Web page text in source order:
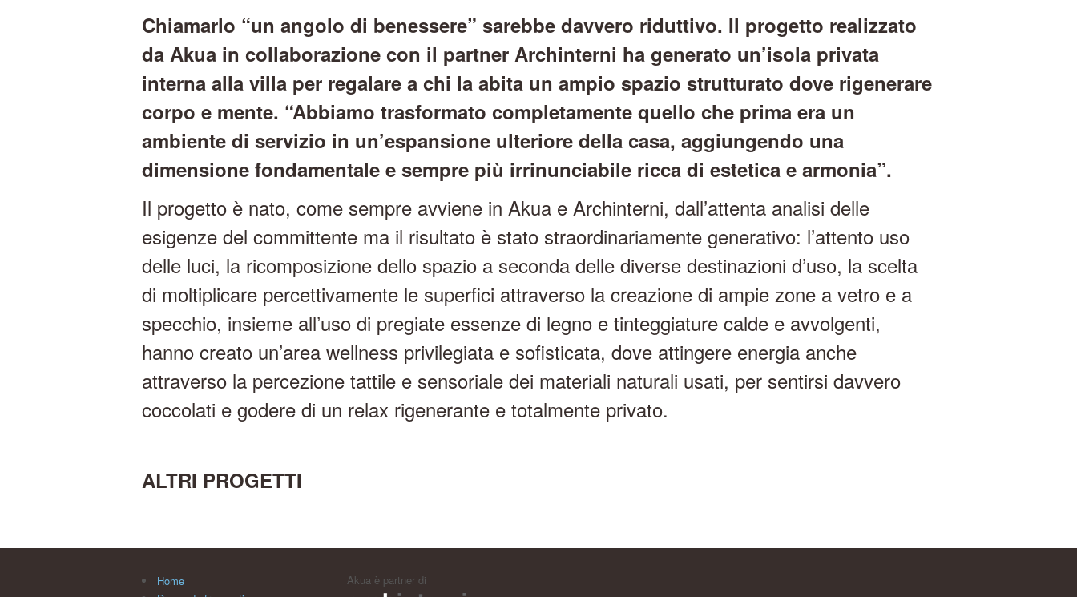
Chiamarlo “un angolo di benessere” sarebbe davvero riduttivo. Il progetto realizzato
da Akua in collaborazione con il partner Archinterni ha generato un’isola privata
interna alla villa per regalare a chi la abita un ampio spazio strutturato dove rigenerare
corpo e mente. “Abbiamo trasformato completamente quello che prima era un
ambiente di servizio in un’espansione ulteriore della casa, aggiungendo una
dimensione fondamentale e sempre più irrinunciabile ricca di estetica e armonia”.
Il progetto è nato, come sempre avviene in Akua e Archinterni, dall’attenta analisi delle
esigenze del committente ma il risultato è stato straordinariamente generativo: l’attento uso
delle luci, la ricomposizione dello spazio a seconda delle diverse destinazioni d’uso, la scelta
di moltiplicare percettivamente le superfici attraverso la creazione di ampie zone a vetro e a
specchio, insieme all’uso di pregiate essenze di legno e tinteggiature calde e avvolgenti,
hanno creato un’area wellness privilegiata e sofisticata, dove attingere energia anche
attraverso la percezione tattile e sensoriale dei materiali naturali usati, per sentirsi davvero
coccolati e godere di un relax rigenerante e totalmente privato.
ALTRI PROGETTI
Home
Akua è partner di